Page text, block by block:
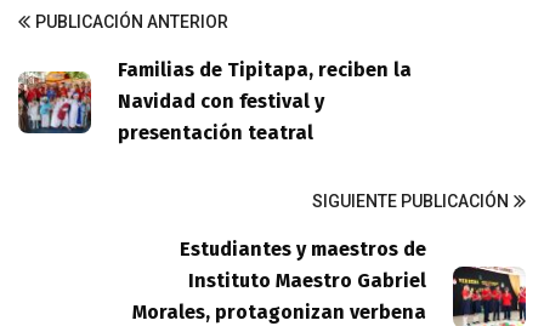
PUBLICACIÓN ANTERIOR
Familias de Tipitapa, reciben la
Navidad con festival y
presentación teatral
SIGUIENTE PUBLICACIÓN
Estudiantes y maestros de
Instituto Maestro Gabriel
Morales, protagonizan verbena